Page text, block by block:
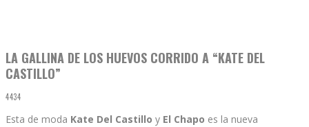
LA GALLINA DE LOS HUEVOS CORRIDO A “KATE DEL
CASTILLO”
4434
Esta de moda Kate Del Castillo y El Chapo es la nueva